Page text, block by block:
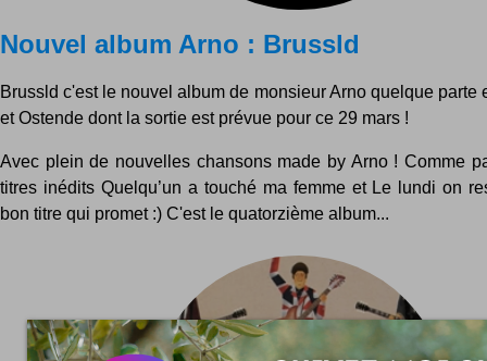
Nouvel album Arno : Brussld
Brussld c'est le nouvel album de monsieur Arno quelque parte
et Ostende dont la sortie est prévue pour ce 29 mars !
Avec plein de nouvelles chansons made by Arno ! Comme
titres inédits Quelqu’un a touché ma femme et Le lundi on
bon titre qui promet :) C'est le quatorzième album...